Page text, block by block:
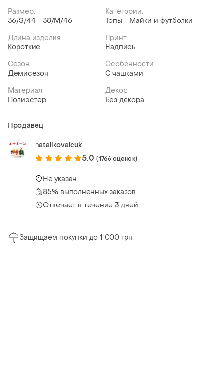
Размер:
36/S/44
38/M/46
Категории:
Топы
Майки и футболки
Длина изделия
Короткие
Принт
Надпись
Сезон
Демисезон
Особенности
С чашками
Материал
Полиэстер
Декор
Без декора
Продавец
natalikovalcuk
5.0 (1766 оценок)
Не указан
85% выполненных заказов
Отвечает в течение 3 дней
Защищаем покупки до 1 000 грн